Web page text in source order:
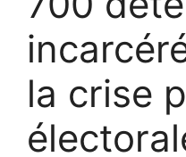
la crise